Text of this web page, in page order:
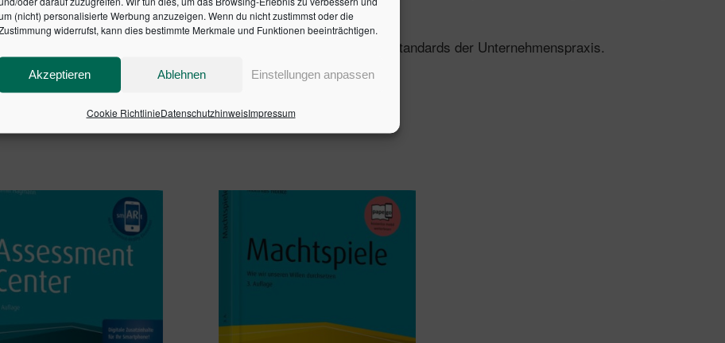
(nicht) personalisierte Werbung anzuzeigen. Wenn du nicht zustimmst oder die
widerrufst, kann dies bestimmte Merkmale und Funktionen beeinträchtigen.
Akzeptieren Ablehnen Einstellungen anpassen
Cookie RichtlinieDatenschutzhinweisImpressum
Praxis"
zeigen aktuelle wissenschaftliche Untersuchungen und Standards der Unternehmenspraxis.
9783791034126